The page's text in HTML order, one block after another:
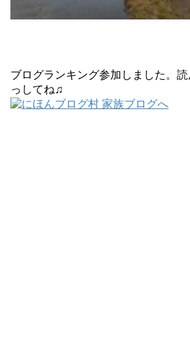
ブログランキング参加しました。
っしてね♫